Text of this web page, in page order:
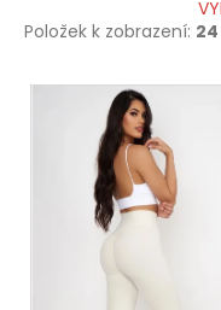
Položek k zobrazení: 24
V